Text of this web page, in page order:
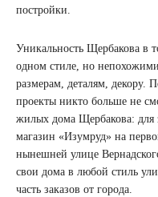
постройки.
Уникальность Щербакова в
одном стиле, но
размерам, деталям, декору.
проекты никто больше не
жилых дома Щербакова: для
магазин «Изумруд» на
нынешней улице
свои дома в любой стиль
часть заказов от города.